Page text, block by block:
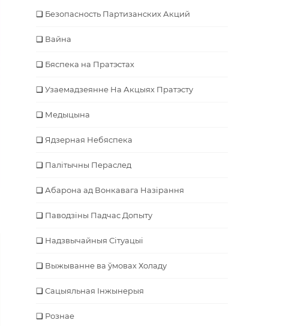
Безопасность Партизанских Акций
Вайна
Бяспека на Пратэстах
Узаемадзеянне На Акцыях Пратэсту
Медыцына
Ядзерная Небяспека
Палітычны Пераслед
Абарона ад Вонкавага Назірання
Паводзіны Падчас Допыту
Надзвычайныя Сітуацыі
Выжыванне ва ўмовах Холаду
Cацыяльная Інжынерыя
Рознае